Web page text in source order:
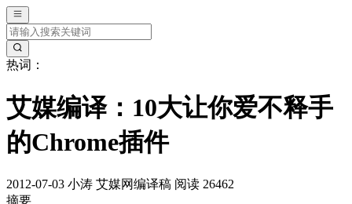
热词：
艾媒编译：10大让你爱不释手
的Chrome插件
2012-07-03 小涛 艾媒网编译稿 阅读 26462
摘要